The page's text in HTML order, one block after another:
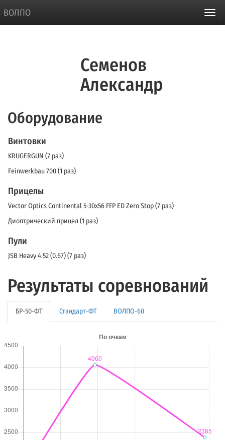
ВОЛПО
Семенов
Александр
Оборудование
Винтовки
KRUGERGUN (7 раз)
Feinwerkbau 700 (1 раз)
Прицелы
Vector Optics Continental 5-30х56 FFP ED Zero Stop (7 раз)
Диоптрический прицел (1 раз)
Пули
JSB Heavy 4.52 (0.67) (7 раз)
Результаты соревнований
БР-50-ФТ Стандарт-ФТ ВОЛПО-60